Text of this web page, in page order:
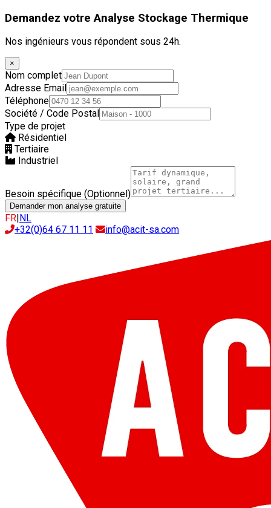
Demandez votre Analyse Stockage Thermique
Nos ingénieurs vous répondent sous 24h.
×
Nom complet
Adresse Email
Téléphone
Société / Code Postal
Type de projet
Résidentiel
Tertiaire
Industriel
Besoin spécifique (Optionnel)
Demander mon analyse gratuite
FR NL
+32(0)64 67 11 11
info@acit-sa.com